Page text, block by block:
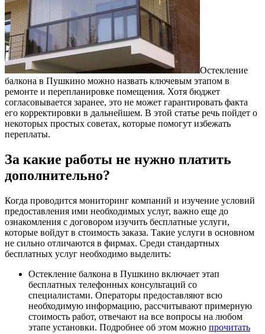
Остекление
балкона в Пушкино можно назвать ключевым этапом в
ремонте и перепланировке помещения. Хотя бюджет
согласовывается заранее, это не может гарантировать факта
его корректировки в дальнейшем. В этой статье речь пойдет о
некоторых простых советах, которые помогут избежать
переплаты.
За какие работы не нужно платить
дополнительно?
Когда проводится мониторинг компаний и изучение условий
предоставления ими необходимых услуг, важно еще до
ознакомления с договором изучить бесплатные услуги,
которые войдут в стоимость заказа. Такие услуги в основном
не сильно отличаются в фирмах. Среди стандартных
бесплатных услуг необходимо выделить:
Остекление балкона в Пушкино включает этап
бесплатных телефонных консультаций со
специалистами. Операторы предоставляют всю
необходимую информацию, рассчитывают примерную
стоимость работ, отвечают на все вопросы на любом
этапе установки. Подробнее об этом можно прочитать